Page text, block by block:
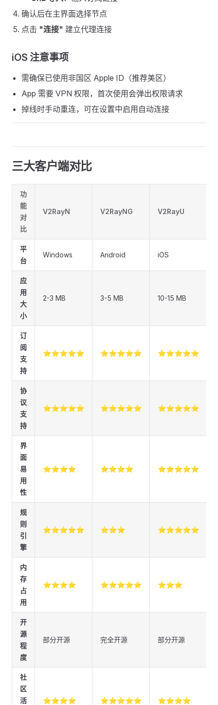
确认后在主界面选择节点
点击 "连接" 建立代理连接
iOS 注意事项
需确保已使用非国区 Apple ID（推荐美区）
App 需要 VPN 权限，首次使用会弹出权限请求
掉线时手动重连，可在设置中启用自动连接
三大客户端对比
功
能
对
比
V2RayN V2RayNG V2RayU
平
台
Windows Android iOS
应
用
大
小
2-3 MB 3-5 MB 10-15 MB
订
阅
支
持
⭐⭐⭐⭐⭐ ⭐⭐⭐⭐⭐ ⭐⭐⭐⭐⭐
协
议
支
持
⭐⭐⭐⭐⭐ ⭐⭐⭐⭐⭐ ⭐⭐⭐⭐⭐
界
面
易
用
性
⭐⭐⭐⭐ ⭐⭐⭐⭐ ⭐⭐⭐⭐⭐
规
则
引
擎
⭐⭐⭐⭐⭐ ⭐⭐⭐ ⭐⭐⭐⭐⭐
内
存
占
用
⭐⭐⭐⭐ ⭐⭐⭐⭐⭐ ⭐⭐⭐
开
源
程
度
部分开源 完全开源 部分开源
社
区
活
⭐⭐⭐⭐ ⭐⭐⭐⭐⭐ ⭐⭐⭐⭐